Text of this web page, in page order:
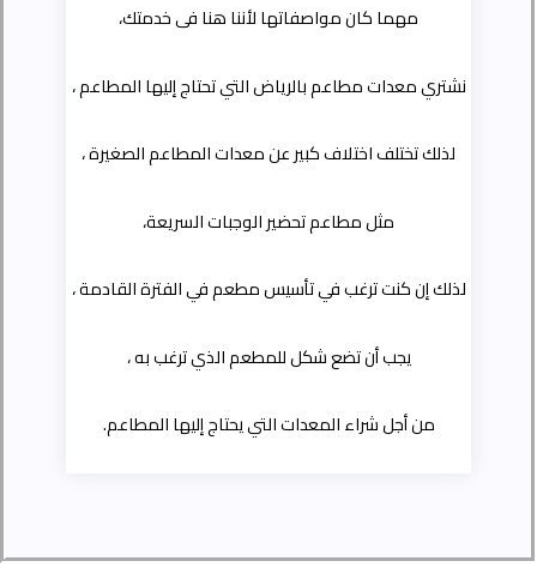
مهما كان مواصفاتها لأننا هنا فى خدمتك،
نشتري معدات مطاعم بالرياض التي تحتاج إليها المطاعم ،
لذلك تختلف اختلاف كبير عن معدات المطاعم الصغيرة ،
مثل مطاعم تحضير الوجبات السريعة،
لذلك إن كنت ترغب في تأسيس مطعم في الفترة القادمة ،
يجب أن تضع شكل للمطعم الذي ترغب به ،
من أجل شراء المعدات التي يحتاج إليها المطاعم.